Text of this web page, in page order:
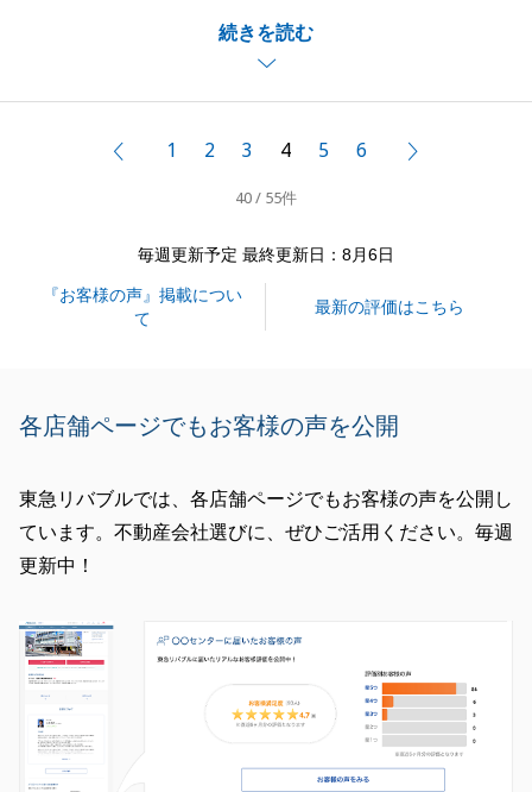
続きを読む
しかしながら無事にご契約の運びとなりましたこと、
私自身も本当に嬉しく思います。
N様の様々なご協力があったからこそのご契約です。
つでもお気軽にご連絡をくださいませ。
前へ1 2 3 4 5 6
40 / 55件
毎週更新予定 最終更新日：8月6日
『お客様の声』掲載につい
て
最新の評価はこちら
各店舗ページでもお客様の声を公開
東急リバブルでは、各店舗ページでもお客様の声を公開し
ています。不動産会社選びに、ぜひご活用ください。毎週
更新中！